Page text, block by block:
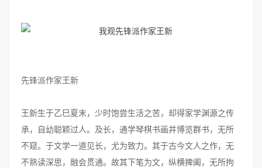
先锋派作家王新
王新生于乙巳夏末，少时饱尝生活之苦，却得家学渊源之传
承，自幼聪颖过人。及长，通学琴棋书画并博览群书，无所
不窥。于文学一道见长，尤为致力。其于古今文人之作，无
不熟读深思，融会贯通。故其下笔为文，纵横捭阖，无所拘